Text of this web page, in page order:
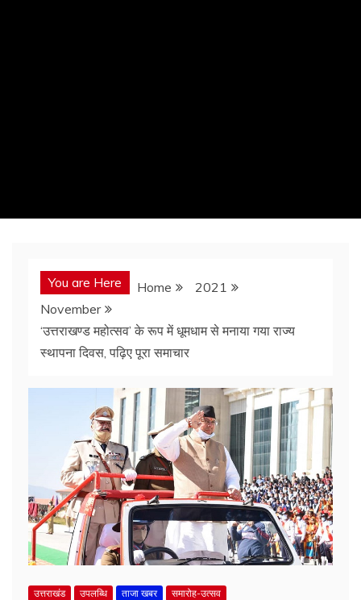
You are Here Home
2021
November
‘उत्तराखण्ड महोत्सव’ के रूप में धूमधाम से मनाया गया राज्य
स्थापना दिवस, पढ़िए पूरा समाचार
उत्तराखंड उपलब्धि ताजा खबर समारोह-उत्सव